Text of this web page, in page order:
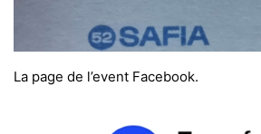
La page de l’event Facebook.